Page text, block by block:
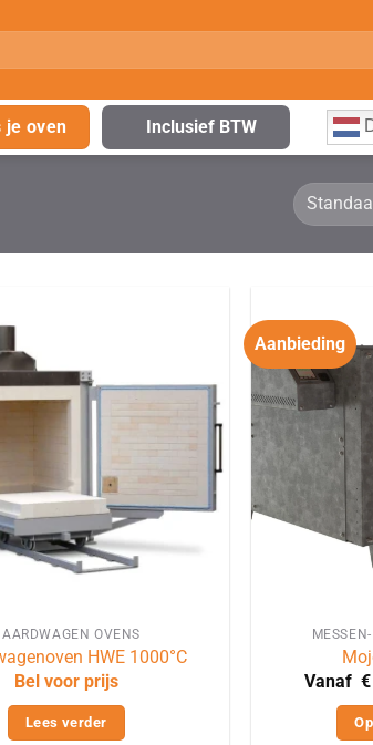
je oven Inclusief BTW
OVENS
HWE 1000°C
Bel voor prijs
Lees verder
Aanbieding
Vanaf €